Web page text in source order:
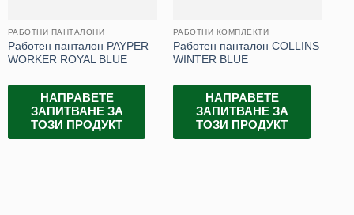
РАБОТНИ ПАНТАЛОНИ
Работен панталон PAYPER
WORKER ROYAL BLUE
НАПРАВЕТЕ
ЗАПИТВАНЕ ЗА
ТОЗИ ПРОДУКТ
РАБОТНИ КОМПЛЕКТИ
Работен панталон COLLINS
WINTER BLUE
НАПРАВЕТЕ
ЗАПИТВАНЕ ЗА
ТОЗИ ПРОДУКТ